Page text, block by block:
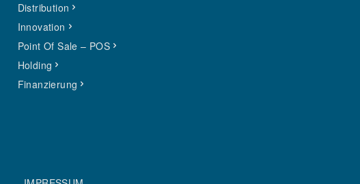
Distribution
Innovation
Point Of Sale – POS
Holding
Finanzierung